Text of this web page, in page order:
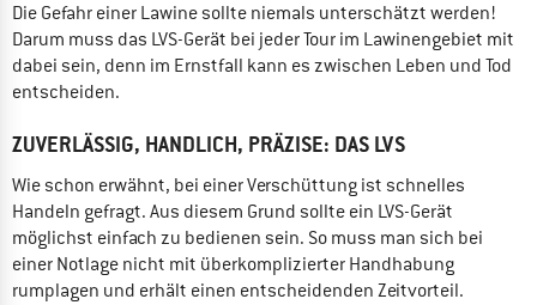
Die Gefahr einer Lawine sollte niemals unterschätzt werden!
Darum muss das LVS-Gerät bei jeder Tour im Lawinengebiet mit
dabei sein, denn im Ernstfall kann es zwischen Leben und Tod
entscheiden.
ZUVERLÄSSIG, HANDLICH, PRÄZISE: DAS LVS
Wie schon erwähnt, bei einer Verschüttung ist schnelles
Handeln gefragt. Aus diesem Grund sollte ein LVS-Gerät
möglichst einfach zu bedienen sein. So muss man sich bei
einer Notlage nicht mit überkomplizierter Handhabung
rumplagen und erhält einen entscheidenden Zeitvorteil.